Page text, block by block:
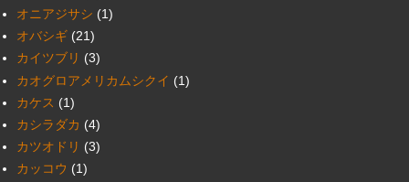
オニアジサシ (1)
オバシギ (21)
カイツブリ (3)
カオグロアメリカムシクイ (1)
カケス (1)
カシラダカ (4)
カツオドリ (3)
カッコウ (1)